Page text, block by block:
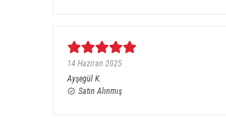
14 Haziran 2025
Ayşegül K.
Satın Alınmış